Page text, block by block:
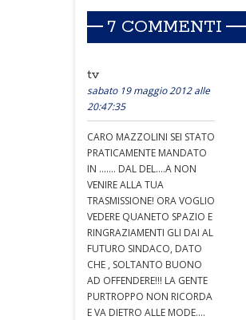
7 COMMENTI
tv
sabato 19 maggio 2012 alle
20:47:35
CARO MAZZOLINI SEI STATO
PRATICAMENTE MANDATO
IN ....... DAL DEL....A NON
VENIRE ALLA TUA
TRASMISSIONE! ORA VOGLIO
VEDERE QUANETO SPAZIO E
RINGRAZIAMENTI GLI DAI AL
FUTURO SINDACO, DATO
CHE , SOLTANTO BUONO
AD OFFENDERE!!! LA GENTE
PURTROPPO NON RICORDA
E VA DIETRO ALLE MODE....